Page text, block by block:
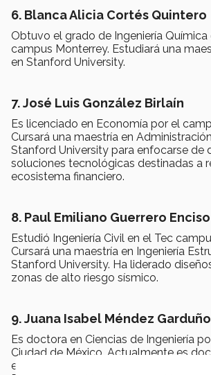
6. Blanca Alicia Cortés Quintero
Obtuvo el grado de Ingeniería Química
campus Monterrey. Estudiará una
en Stanford University.
7. José Luis González Birlaín
Es licenciado en Economía por el
Cursará una maestría en
Stanford University para enfocarse de
soluciones tecnológicas destinadas a
ecosistema financiero.
8. Paul Emiliano Guerrero Enciso
Estudió Ingeniería Civil en el Tec
Cursará una maestría en Ingeniería
Stanford University. Ha liderado
zonas de alto riesgo sísmico.
9. Juana Isabel Méndez Garduño
Es doctora en Ciencias de Ingeniería
Ciudad de México. Actualmente es
en la Escuela de Arquitectura, Arte y